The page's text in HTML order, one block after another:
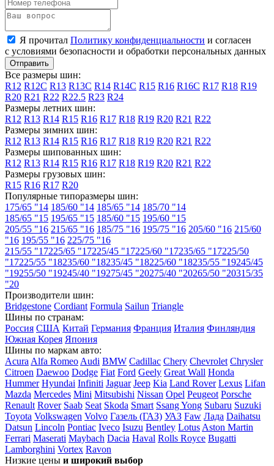
Я прочитал Политику конфиденциальности и согласен
с условиями безопасности и обработки персональных данных
Все размеры шин:
R12 R12C R13 R13C R14 R14C R15 R16 R16C R17 R18 R19
R20 R21 R22 R22.5 R23 R24
Размеры летних шин:
R12 R13 R14 R15 R16 R17 R18 R19 R20 R21 R22
Размеры зимних шин:
R12 R13 R14 R15 R16 R17 R18 R19 R20 R21 R22
Размеры шипованных шин:
R12 R13 R14 R15 R16 R17 R18 R19 R20 R21 R22
Размеры грузовых шин:
R15 R16 R17 R20
Популярные типоразмеры шин:
175/65 "14 185/60 "14 185/65 "14 185/70 "14
185/65 "15 195/65 "15 185/60 "15 195/60 "15
205/55 "16 215/65 "16 185/75 "16 195/75 "16 205/60 "16 215/60
"16 195/55 "16 225/75 "16
215/55 "17225/65 "17225/45 "17225/60 "17235/65 "17225/50
"17225/55 "18235/60 "18235/45 "18225/60 "18235/55 "19245/45
"19255/50 "19245/40 "19275/45 "20275/40 "20265/50 "20315/35
"20
Производители шин:
Bridgestone Cordiant Formula Sailun Triangle
Шины по странам:
Россия США Китай Германия Франция Италия Финляндия
Южная Корея Япония
Шины по маркам авто:
Acura Alfa Romeo Audi BMW Cadillac Chery Chevrolet Chrysler
Citroen Daewoo Dodge Fiat Ford Geely Great Wall Honda
Hummer Hyundai Infiniti Jaguar Jeep Kia Land Rover Lexus Lifan
Mazda Mercedes Mini Mitsubishi Nissan Opel Peugeot Porsche
Renault Rover Saab Seat Skoda Smart Ssang Yong Subaru Suzuki
Toyota Volkswagen Volvo Газель (ГАЗ) УАЗ Faw Лада Daihatsu
Datsun Lincoln Pontiac Iveco Isuzu Bentley Lotus Aston Martin
Ferrari Maserati Maybach Dacia Haval Rolls Royce Bugatti
Lamborghini Vortex Ravon
Низкие цены и широкий выбор